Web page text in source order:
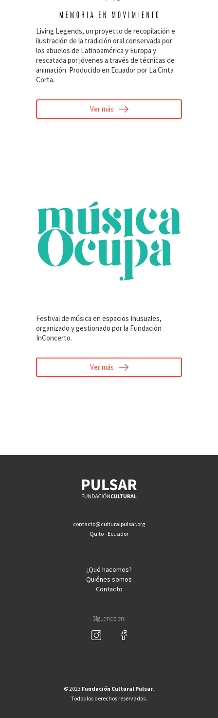
Living Legends, un proyecto de recopilación e
ilustración de la tradición oral conservada por
los abuelos de Latinoamérica y Europa y
rescatada por jóvenes a través de técnicas de
animación. Producido en Ecuador por La Cinta
Corta.
Ver más
Festival de música en espacios Inusuales,
organizado y gestionado por la Fundación
InConcerto.
Ver más
contacto@culturalpulsar.org
Quito - Ecuador
¿Qué hacemos?
Quiénes somos
Contacto
Siguenos en:
© 2023 Fundación Cultural Pulsar.
Todos los derechos reservados.